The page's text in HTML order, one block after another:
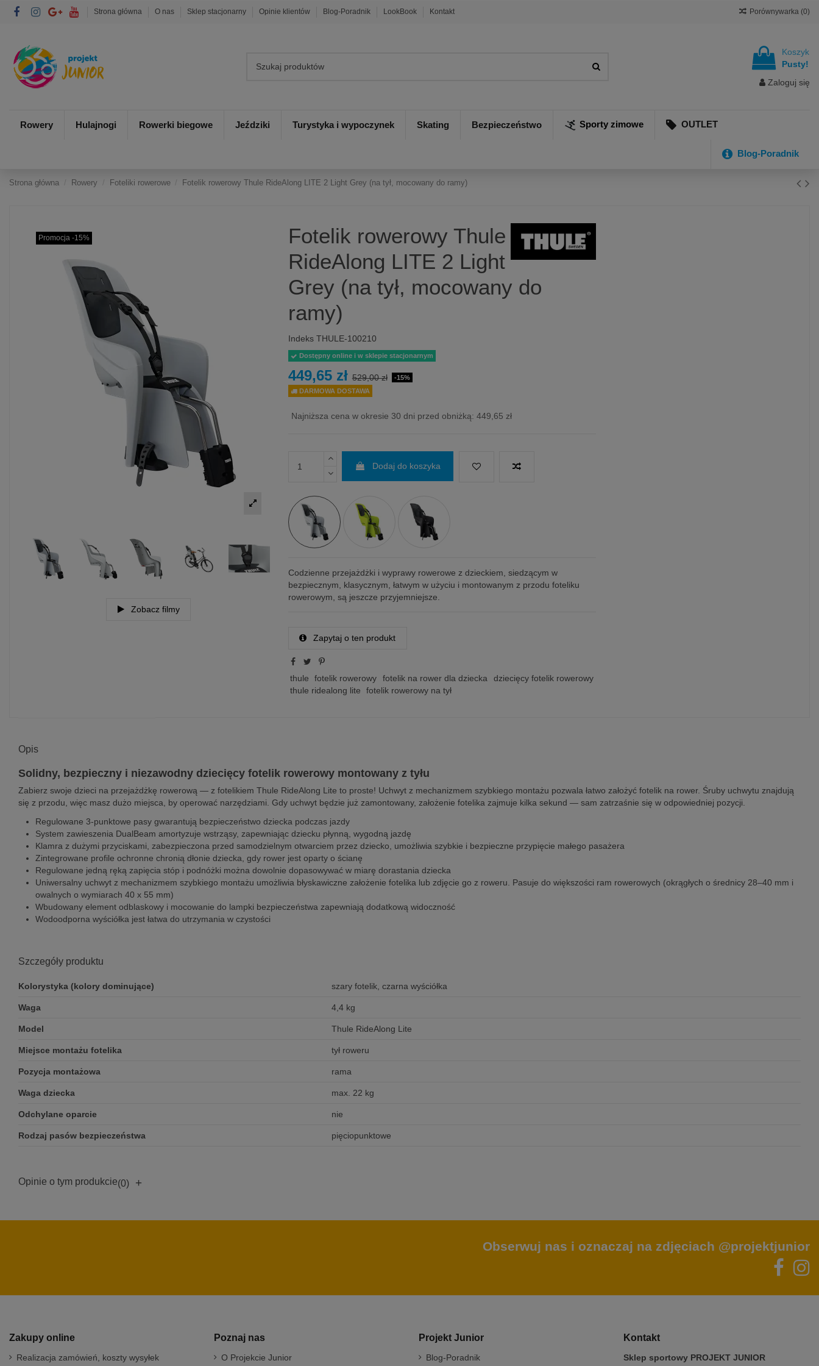
Strona główna O nas Sklep stacjonarny Opinie klientów Blog-Poradnik LookBook Kontakt Porównywarka (0)
Koszyk
Pusty!
Zaloguj się
Rowery Hulajnogi Rowerki biegowe Jeździki Turystyka i wypoczynek Skating Bezpieczeństwo Sporty zimowe OUTLET
Blog-Poradnik
Strona główna Rowery Foteliki rowerowe Fotelik rowerowy Thule RideAlong LITE 2 Light Grey (na tył, mocowany do ramy)
Promocja -15%
Zobacz filmy
Fotelik rowerowy Thule
RideAlong LITE 2 Light
Grey (na tył, mocowany do
ramy)
Indeks THULE-100210
Dostępny online i w sklepie stacjonarnym
449,65 zł 529,00 zł
-15%
DARMOWA DOSTAWA
Najniższa cena w okresie 30 dni przed obniżką: 449,65 zł
Dodaj do koszyka
Codzienne przejażdżki i wyprawy rowerowe z dzieckiem, siedzącym w
bezpiecznym, klasycznym, łatwym w użyciu i montowanym z przodu foteliku
rowerowym, są jeszcze przyjemniejsze.
Zapytaj o ten produkt
thule fotelik rowerowy fotelik na rower dla dziecka
dziecięcy fotelik rowerowy
thule ridealong lite
fotelik rowerowy na tył
Opis
Solidny, bezpieczny i niezawodny dziecięcy fotelik rowerowy montowany z tyłu
Zabierz swoje dzieci na przejażdżkę rowerową — z fotelikiem Thule RideAlong Lite to proste! Uchwyt z mechanizmem szybkiego montażu pozwala łatwo założyć fotelik na rower. Śruby uchwytu znajdują
się z przodu, więc masz dużo miejsca, by operować narzędziami. Gdy uchwyt będzie już zamontowany, założenie fotelika zajmuje kilka sekund — sam zatrzaśnie się w odpowiedniej pozycji.
Regulowane 3-punktowe pasy gwarantują bezpieczeństwo dziecka podczas jazdy
System zawieszenia DualBeam amortyzuje wstrząsy, zapewniając dziecku płynną, wygodną jazdę
Klamra z dużymi przyciskami, zabezpieczona przed samodzielnym otwarciem przez dziecko, umożliwia szybkie i bezpieczne przypięcie małego pasażera
Zintegrowane profile ochronne chronią dłonie dziecka, gdy rower jest oparty o ścianę
Regulowane jedną ręką zapięcia stóp i podnóżki można dowolnie dopasowywać w miarę dorastania dziecka
Uniwersalny uchwyt z mechanizmem szybkiego montażu umożliwia błyskawiczne założenie fotelika lub zdjęcie go z roweru. Pasuje do większości ram rowerowych (okrągłych o średnicy 28–40 mm i
owalnych o wymiarach 40 x 55 mm)
Wbudowany element odblaskowy i mocowanie do lampki bezpieczeństwa zapewniają dodatkową widoczność
Wodoodporna wyściółka jest łatwa do utrzymania w czystości
Szczegóły produktu
Kolorystyka (kolory dominujące) szary fotelik, czarna wyściółka
Waga 4,4 kg
Model Thule RideAlong Lite
Miejsce montażu fotelika tył roweru
Pozycja montażowa rama
Waga dziecka max. 22 kg
Odchylane oparcie nie
Rodzaj pasów bezpieczeństwa pięciopunktowe
Opinie o tym produkcie(0) +
Obserwuj nas i oznaczaj na zdjęciach @projektjunior
Zakupy online
Realizacja zamówień, koszty wysyłek
Poznaj nas
O Projekcie Junior
Projekt Junior
Blog-Poradnik
Kontakt
Sklep sportowy PROJEKT JUNIOR